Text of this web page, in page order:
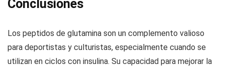
Conclusiones
Los peptidos de glutamina son un complemento valioso
para deportistas y culturistas, especialmente cuando se
utilizan en ciclos con insulina. Su capacidad para mejorar la